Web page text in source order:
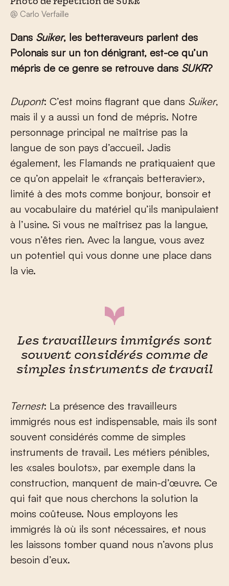
Photo de répétition de SUKR
@ Carlo Verfaille
Dans Suiker, les betteraveurs parlent des
Polonais sur un ton dénigrant, est-ce qu’un
mépris de ce genre se retrouve dans SUKR?
Dupont: C’est moins flagrant que dans Suiker,
mais il y a aussi un fond de mépris. Notre
personnage principal ne maîtrise pas la
langue de son pays d’accueil. Jadis
également, les Flamands ne pratiquaient que
ce qu’on appelait le «français betteravier»,
limité à des mots comme bonjour, bonsoir et
au vocabulaire du matériel qu’ils manipulaient
à l’usine. Si vous ne maîtrisez pas la langue,
vous n’êtes rien. Avec la langue, vous avez
un potentiel qui vous donne une place dans
la vie.
Les travailleurs immigrés sont
souvent considérés comme de
simples instruments de travail
Ternest: La présence des travailleurs
immigrés nous est indispensable, mais ils sont
souvent considérés comme de simples
instruments de travail. Les métiers pénibles,
les «sales boulots», par exemple dans la
construction, manquent de main-d’œuvre. Ce
qui fait que nous cherchons la solution la
moins coûteuse. Nous employons les
immigrés là où ils sont nécessaires, et nous
les laissons tomber quand nous n’avons plus
besoin d’eux.